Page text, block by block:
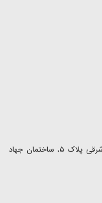
آدرس:تهران، میدان جهاد (فاطمی)، ضلع جنوب شرقی پلاک ۵، ساختمان جهاد